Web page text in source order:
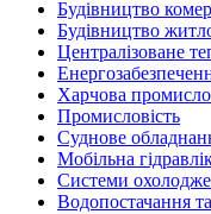
Будівництво
Будівництво
Централізоване
Харчова
Промисловість
Суднове
Мобільна
Системи
Водопостачання